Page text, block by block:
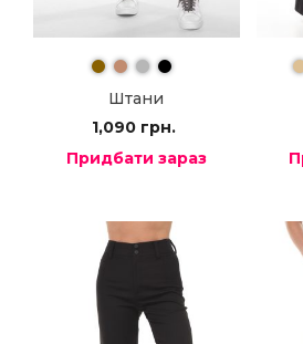
Штани
1,090 грн.
Придбати зараз